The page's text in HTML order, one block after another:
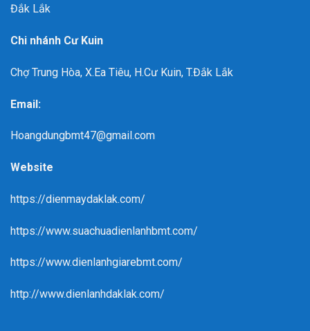
Đắk Lắk
Chi nhánh Cư Kuin
Chợ Trung Hòa, X.Ea Tiêu, H.Cư Kuin, T.Đắk Lắk
Email:
Hoangdungbmt47@gmail.com
Website
https://dienmaydaklak.com/
https://www.suachuadienlanhbmt.com/
https://www.dienlanhgiarebmt.com/
http://www.dienlanhdaklak.com/